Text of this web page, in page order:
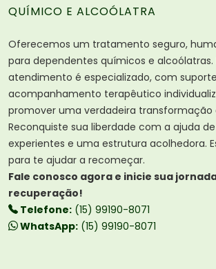
QUÍMICO E ALCOÓLATRA
Oferecemos um tratamento seguro,
para dependentes químicos e alcoólatras.
atendimento é especializado, com
acompanhamento terapêutico
promover uma verdadeira transformação
Reconquiste sua liberdade com a ajuda
experientes e uma estrutura acolhedora.
para te ajudar a recomeçar.
Fale conosco agora e inicie sua
recuperação!
Telefone: (15) 99190-8071
WhatsApp: (15) 99190-8071